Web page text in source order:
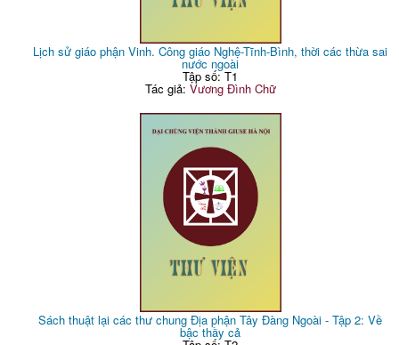
Lịch sử giáo phận Vinh. Công giáo Nghệ-Tĩnh-Bình, thời các thừa sai
nước ngoài
Tập số: T1
Tác giả: Vương Đình Chữ
Sách thuật lại các thư chung Địa phận Tây Đàng Ngoài - Tập 2: Về
bậc thầy cả